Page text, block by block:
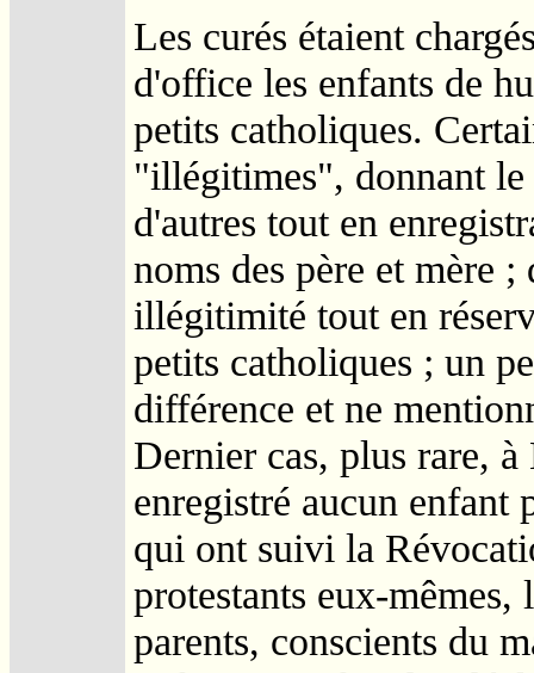
Les curés étaient
d'office les enfants de
petits catholiques.
"illégitimes", donnant le
d'autres tout en
noms des père et mère
illégitimité tout en
petits catholiques ; un
différence et ne
Dernier cas, plus rare, à
enregistré aucun enfant
qui ont suivi la
protestants eux-
parents, conscients du